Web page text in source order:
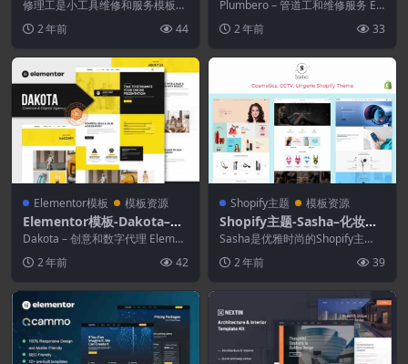
–小工具维修和服务Element
or模板套件
修理工是小工具维修和服务模板套
和 Hel...
2 年前 44
管道工和维修服务Elemento
r模板套件
Plumbero – 管道工和维修服务 Ele
2 年前 33
Elementor模板 模板资源
Elementor模板-Dakota–创
意和数字代理Elementor模
板工具包
Dakota – 创意和数字代理 Elemen
2 年前 42
Shopify主题 模板资源
Shopify主题-Sasha–化妆品.
CCTV.内衣Shopify主题
Sasha是优雅时尚的Shopify主
sha，您...
2 年前 39